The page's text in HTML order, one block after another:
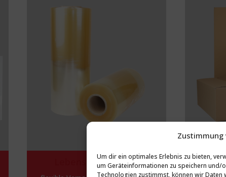
Um dir ein optimales Erlebnis zu bieten,
um Geräteinformationen zu speichern und/
Technologien zustimmst, können wir
Lebensmittelfolien